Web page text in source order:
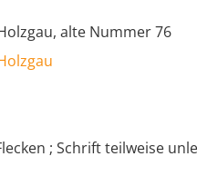
alte Nummer 76
; Schrift teilweise